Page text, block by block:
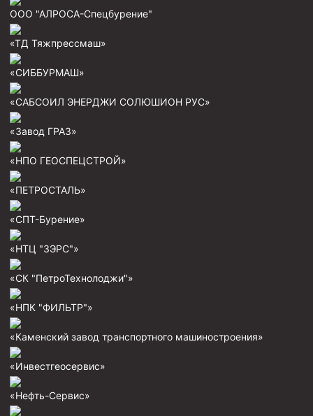
ООО "АЛРОСА-Спецбурение"
«ТД Тяжпрессмаш»
«СИББУРМАШ»
«САБСОИЛ ЭНЕРДЖИ СОЛЮШИОН РУС»
«Завод ГРАЗ»
«НПО ГЕОСПЕЦСТРОЙ»
«ПЕТРОСТАЛЬ»
«СПТ-Бурение»
«НТЦ "ЗЭРС"»
«СК "ПетроТехнолоджи"»
«НПК "ФИЛЬТР"»
«Каменский завод транспортного машиностроения»
«Инвестгеосервис»
«Нефть-Сервис»